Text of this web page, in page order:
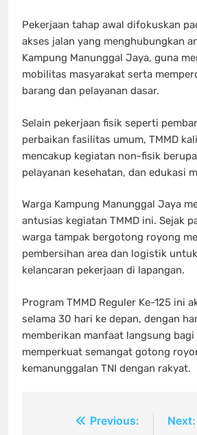
Pekerjaan tahap awal difokuskan
akses jalan yang menghubungkan
Kampung Manunggal Jaya, guna
mobilitas masyarakat serta
barang dan pelayanan dasar.
Selain pekerjaan fisik seperti
perbaikan fasilitas umum, TMMD
mencakup kegiatan non-fisik
pelayanan kesehatan, dan edukasi
Warga Kampung Manunggal Jaya
antusias kegiatan TMMD ini. Sejak
warga tampak bergotong royong
pembersihan area dan logistik
kelancaran pekerjaan di lapangan.
Program TMMD Reguler Ke-125 ini
selama 30 hari ke depan, dengan
memberikan manfaat langsung
memperkuat semangat gotong
kemanunggalan TNI dengan rakyat.
NavigasiPrevious:
Next: